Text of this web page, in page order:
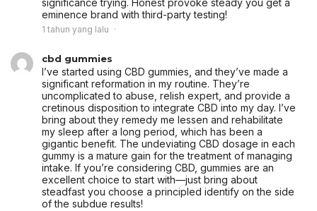
significance trying. Honest provoke steady you get a
eminence brand with third-party testing!
1 tahun yang lalu
cbd gummies
I’ve started using CBD gummies, and they’ve made a
significant reformation in my routine. They’re
uncomplicated to abuse, relish expert, and provide a
cretinous disposition to integrate CBD into my day. I’ve
bring about they remedy me lessen and rehabilitate
my sleep after a long period, which has been a
gigantic benefit. The undeviating CBD dosage in each
gummy is a mature gain for the treatment of managing
intake. If you’re considering CBD, gummies are an
excellent choice to start with—just bring about
steadfast you choose a principled identify on the side
of the subdue results!